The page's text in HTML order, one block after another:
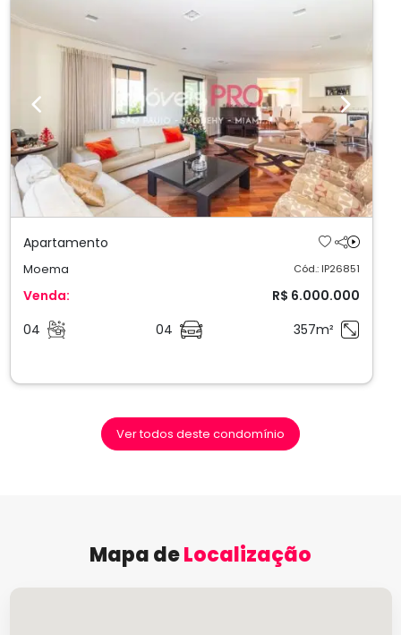
Previous Next
Apartamento
Moema Cód.: IP26851
Venda:
R$ 6.000.000
04
04 357m²
Ver todos deste condomínio
Mapa deLocalização